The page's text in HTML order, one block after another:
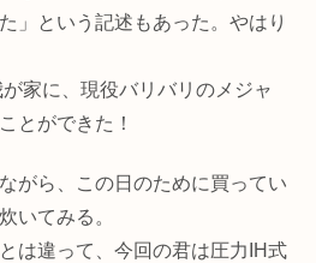
」という記述もあった。やはり
家に、現役バリバリのメジャ
とができた！
がら、この日のために買ってい
いてみる。
は違って、今回の君は圧力IH式